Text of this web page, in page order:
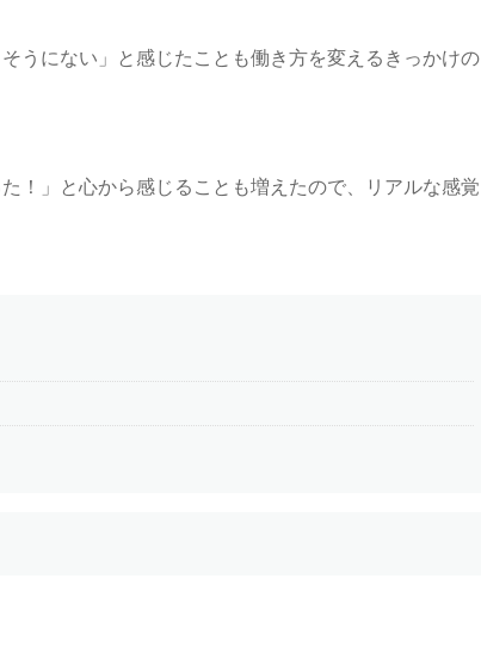
うにない」と感じたことも働き方を変えるきっかけの
！」と心から感じることも増えたので、リアルな感覚